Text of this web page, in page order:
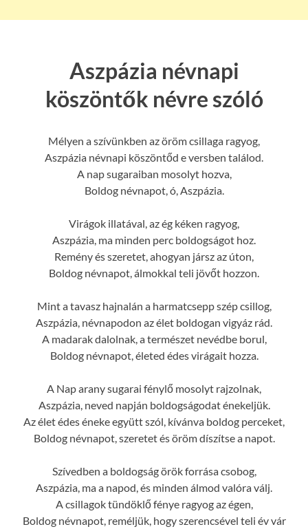
Aszpázia névnapi
köszöntők névre szóló
Mélyen a szívünkben az öröm csillaga ragyog,
Aszpázia névnapi köszöntőd e versben találod.
A nap sugaraiban mosolyt hozva,
Boldog névnapot, ó, Aszpázia.
Virágok illatával, az ég kéken ragyog,
Aszpázia, ma minden perc boldogságot hoz.
Remény és szeretet, ahogyan jársz az úton,
Boldog névnapot, álmokkal teli jövőt hozzon.
Mint a tavasz hajnalán a harmatcsepp szép csillog,
Aszpázia, névnapodon az élet boldogan vigyáz rád.
A madarak dalolnak, a természet nevédbe borul,
Boldog névnapot, életed édes virágait hozza.
A Nap arany sugarai fénylő mosolyt rajzolnak,
Aszpázia, neved napján boldogságodat énekeljük.
Az élet édes éneke együtt szól, kívánva boldog perceket,
Boldog névnapot, szeretet és öröm díszítse a napot.
Szívedben a boldogság örök forrása csobog,
Aszpázia, ma a napod, és minden álmod valóra válj.
A csillagok tündöklő fénye ragyog az égen,
Boldog névnapot, reméljük, hogy szerencsével teli év vár